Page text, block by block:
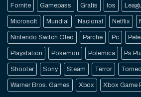
Fornite Gamepass Gratis Ios
Microsoft Mundial Nacional Netflix
Nintendo Switch Oled Parche Pc
Playstation Pokemon Polemica Ps
Shooter Sony Steam Terror Torneo
Warner Bros. Games Xbox Xbox Game